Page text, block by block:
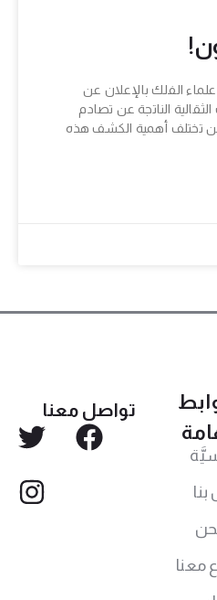
الفلك بالإعلان عن
الناتجة عن تصادم
تختلف أهمية الكشف هذه
معنا
تواصل معنا